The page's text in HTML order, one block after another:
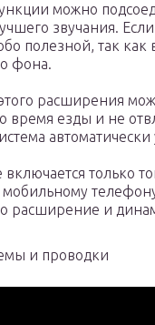
можно
звучания.
полезной, так
фона.
расширения
время езды и не
только
расширение и
и проводки